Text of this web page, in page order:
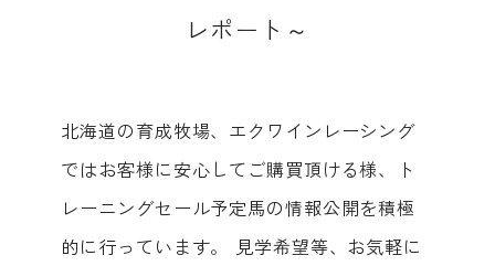
レポ ー ト ～
北海道の育成牧場、エクワインレーシング
ではお客様に安心してご購買頂ける様、ト
レーニングセール予定馬の情報公開を積極
的に行っています。 見学希望等、お気軽に